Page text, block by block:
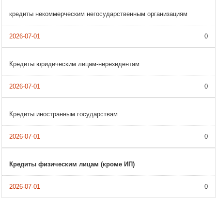
кредиты некоммерческим негосударственным организациям
0
Кредиты юридическим лицам-нерезидентам
0
Кредиты иностранным государствам
0
Кредиты физическим лицам (кроме ИП)
0